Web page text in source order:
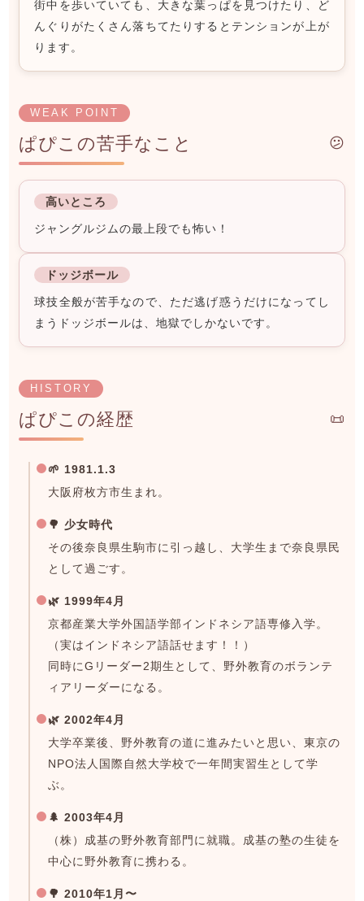
街中を歩いていても、大きな葉っぱを見つけたり、ど
んぐりがたくさん落ちてたりするとテンションが上が
ります。
WEAK POINT
ぱぴこの苦手なこと 😕
高いところ
ジャングルジムの最上段でも怖い！
ドッジボール
球技全般が苦手なので、ただ逃げ惑うだけになってし
まうドッジボールは、地獄でしかないです。
HISTORY
ぱぴこの経歴 📜
🌱 1981.1.3
大阪府枚方市生まれ。
🌳 少女時代
その後奈良県生駒市に引っ越し、大学生まで奈良県民
として過ごす。
🌿 1999年4月
京都産業大学外国語学部インドネシア語専修入学。
（実はインドネシア語話せます！！）
同時にGリーダー2期生として、野外教育のボランテ
ィアリーダーになる。
🌿 2002年4月
大学卒業後、野外教育の道に進みたいと思い、東京の
NPO法人国際自然大学校で一年間実習生として学
ぶ。
🌲 2003年4月
（株）成基の野外教育部門に就職。成基の塾の生徒を
中心に野外教育に携わる。
🌳 2010年1月〜